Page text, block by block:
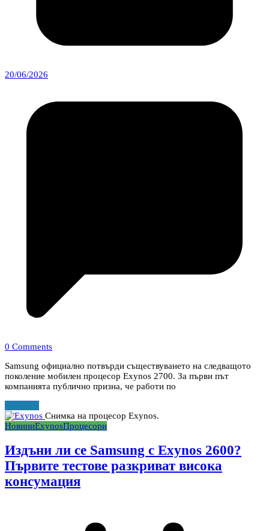
20/06/2026
0 Comments
Samsung официално потвърди съществуването на следващото
поколение мобилен процесор Exynos 2700. За първи път
компанията публично призна, че работи по
Снимка на процесор Exynos.
НовиниExynosПроцесори
Издъни ли се Samsung с Exynos 2600?
Първите тестове разкриват висока
консумация